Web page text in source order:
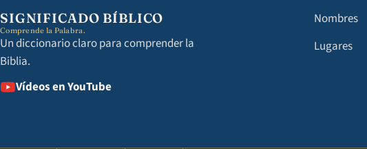
SIGNIFICADO BÍBLICO
Comprende la Palabra.
Un diccionario claro para comprender la
Biblia.
Vídeos en YouTube
Nombres
Lugares